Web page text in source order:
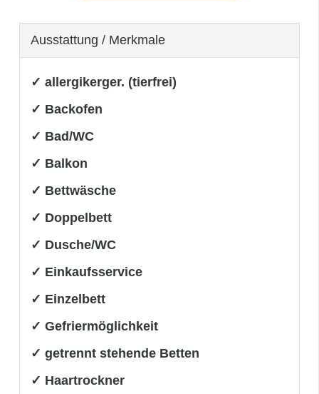
Ausstattung / Merkmale
✓ allergikerger. (tierfrei)
✓ Backofen
✓ Bad/WC
✓ Balkon
✓ Bettwäsche
✓ Doppelbett
✓ Dusche/WC
✓ Einkaufsservice
✓ Einzelbett
✓ Gefriermöglichkeit
✓ getrennt stehende Betten
✓ Haartrockner